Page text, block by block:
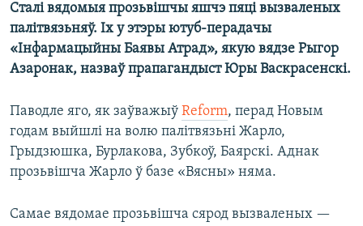
Сталі вядомыя прозьвішчы яшчэ пяці вызваленых
палітвязьняў. Іх у этэры ютуб-перадачы
«Інфармацыйны Баявы Атрад», якую вядзе Рыгор
Азаронак, назваў прапагандыст Юры Васкрасенскі.
Паводле яго, як заўважыў Reform, перад Новым
годам выйшлі на волю палітвязьні Жарло,
Грыдзюшка, Бурлакова, Зубкоў, Баярскі. Аднак
прозьвішча Жарло ў базе «Вясны» няма.
Самае вядомае прозьвішча сярод вызваленых —